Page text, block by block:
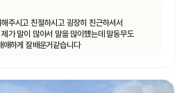
주시고 친절하시고 굉장히 친근하셔서
가 말이 많아서 말을 많이헀는데 말동무도
애하게 잘배운거같습니다